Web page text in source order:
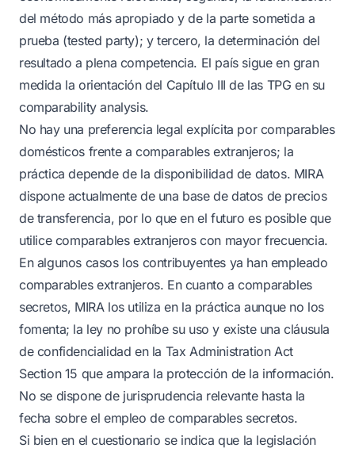
del método más apropiado y de la parte sometida a
prueba (tested party); y tercero, la determinación del
resultado a plena competencia. El país sigue en gran
medida la orientación del Capítulo III de las TPG en su
comparability analysis.
No hay una preferencia legal explícita por comparables
domésticos frente a comparables extranjeros; la
práctica depende de la disponibilidad de datos. MIRA
dispone actualmente de una base de datos de precios
de transferencia, por lo que en el futuro es posible que
utilice comparables extranjeros con mayor frecuencia.
En algunos casos los contribuyentes ya han empleado
comparables extranjeros. En cuanto a comparables
secretos, MIRA los utiliza en la práctica aunque no los
fomenta; la ley no prohíbe su uso y existe una cláusula
de confidencialidad en la Tax Administration Act
Section 15 que ampara la protección de la información.
No se dispone de jurisprudencia relevante hasta la
fecha sobre el empleo de comparables secretos.
Si bien en el cuestionario se indica que la legislación